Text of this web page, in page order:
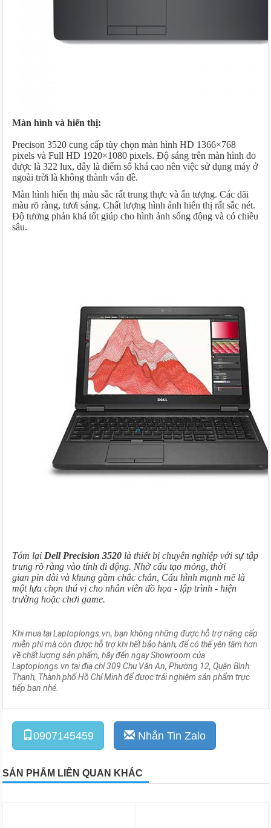
Màn hình và hiển thị:
Precison 3520 cung cấp tùy chọn màn hình HD 1366×768
pixels và Full HD 1920×1080 pixels. Độ sáng trên màn hình đo
được là 322 lux, đây là điểm số khá cao nên việc sử dụng máy ở
ngoài trời là không thành vấn đề.
Màn hình hiển thị màu sắc rất trung thực và ấn tượng. Các dãi
màu rõ ràng, tươi sáng. Chất lượng hình ảnh hiển thị rất sắc nét.
Độ tương phản khá tốt giúp cho hình ảnh sống động và có chiều
sâu.
Tóm lại Dell Precision 3520 là thiết bị chuyên nghiệp với sự tập
trung rõ ràng vào tính di động. Nhờ cấu tạo mỏng, thời
gian pin dài và khung gầm chắc chắn, Cấu hình mạnh mẽ là
một lựa chọn thú vị cho nhân viên đồ họa - lập trình - hiện
trường hoặc chơi game.
Khi mua tại Laptoplongs.vn, bạn không những được hỗ trợ nâng cấp
miễn phí mà còn được hỗ trợ khi hết bảo hành, để có thể yên tâm hơn
về chất lượng sản phẩm, hãy đến ngay Showroom của
Laptoplongs.vn tại địa chỉ 309 Chu Văn An, Phường 12, Quận Bình
Thạnh, Thành phố Hồ Chí Minh để được trải nghiệm sản phẩm trực
tiếp bạn nhé.
0907145459 Nhắn Tin Zalo
SẢN PHẨM LIÊN QUAN KHÁC